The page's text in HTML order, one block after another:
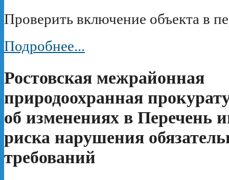
Проверить включение объекта в
Подробнее...
Ростовская межрайонная
природоохранная
об изменениях в Перечень
риска нарушения
требований